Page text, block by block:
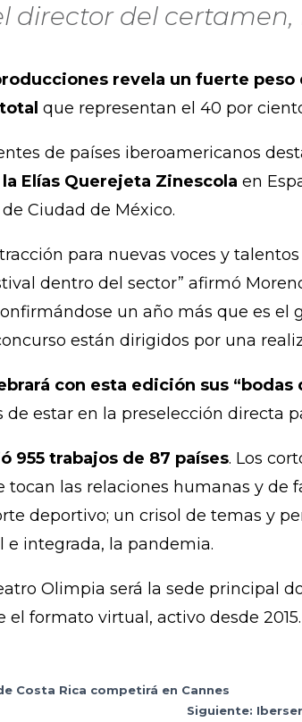
director del
revela un fuerte
que representan el 40 por
de países iberoamericanos
la Elías Querejeta Zinescola en
de Ciudad de México.
para nuevas voces y
dentro del sector” afirmó
un año más que es
están dirigidos por una
con esta edición sus “bodas
de estar en la preselección directa
955 trabajos de 87 países. Los
tocan las relaciones humanas y de
deportivo; un crisol de temas y
e integrada, la pandemia.
Olimpia será la sede principal
el formato virtual, activo desde 2015.
Costa Rica competirá en Cannes
Siguiente: